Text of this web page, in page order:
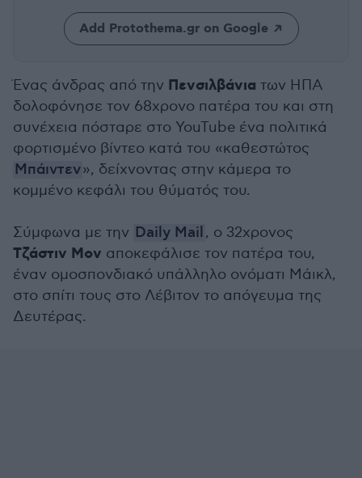
Add Protothema.gr on Google
Ένας άνδρας από την Πενσιλβάνια των ΗΠΑ
δολοφόνησε τον 68χρονο πατέρα του και στη
συνέχεια πόσταρε στο YouTube ένα πολιτικά
φορτισμένο βίντεο κατά του «καθεστώτος
Μπάιντεν», δείχνοντας στην κάμερα το
κομμένο κεφάλι του θύματός του.
Σύμφωνα με την Daily Mail, o 32χρονος
Τζάστιν Μον αποκεφάλισε τον πατέρα του,
έναν ομοσπονδιακό υπάλληλο ονόματι Μάικλ,
στο σπίτι τους στο Λέβιτον το απόγευμα της
Δευτέρας.